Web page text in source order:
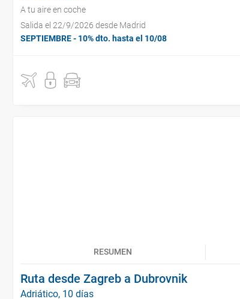
A tu aire en coche
Salida el 22/9/2026 desde Madrid
SEPTIEMBRE - 10% dto. hasta el 10/08
RESUMEN
Ruta desde Zagreb a Dubrovnik
Adriático, 10 días